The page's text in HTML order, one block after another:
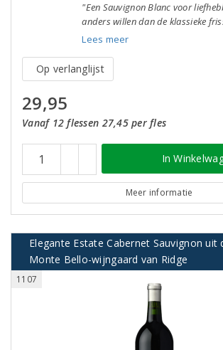
"Een Sauvignon Blanc voor
anders willen dan de klassieke
Lees meer
Op verlanglijst
29,95
Vanaf 12 flessen 27,45 per fles
In
Meer informatie
Elegante Estate Cabernet Sauvignon uit
Monte Bello-wijngaard van Ridge
1107